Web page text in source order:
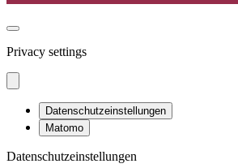
Privacy settings
Datenschutzeinstellungen
Matomo
Datenschutzeinstellungen